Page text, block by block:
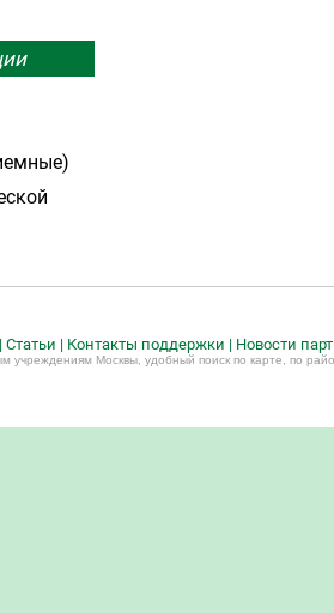
| Статьи | Контакты поддержки | Новости
учреждениям Москвы, удобный поиск по карте, по